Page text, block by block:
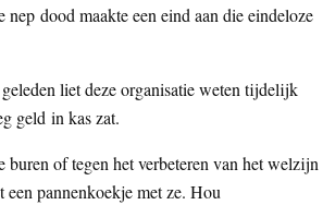
dood maakte een eind aan die eindeloze
liet deze organisatie weten tijdelijk
geld in kas zat.
buren of tegen het verbeteren van het welzijn
een pannenkoekje met ze. Hou